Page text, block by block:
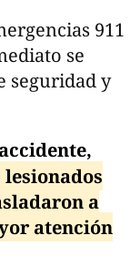
911
se
seguridad y
a
atención